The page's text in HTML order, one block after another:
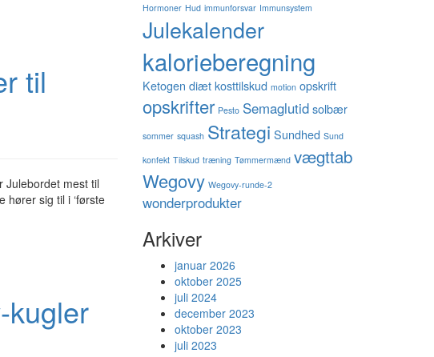
til
Julebordet mest til
hører sig til i ‘første
kugler
Hormoner Hud immunforsvar Immunsystem
Julekalender
kalorieberegning
Ketogen diæt kosttilskud motion opskrift
opskrifter Pesto Semaglutid solbær
sommer squash Strategi Sundhed Sund
konfekt Tilskud træning Tømmermænd vægttab
Wegovy Wegovy-runde-2
wonderprodukter
Arkiver
januar 2026
oktober 2025
juli 2024
december 2023
oktober 2023
juli 2023